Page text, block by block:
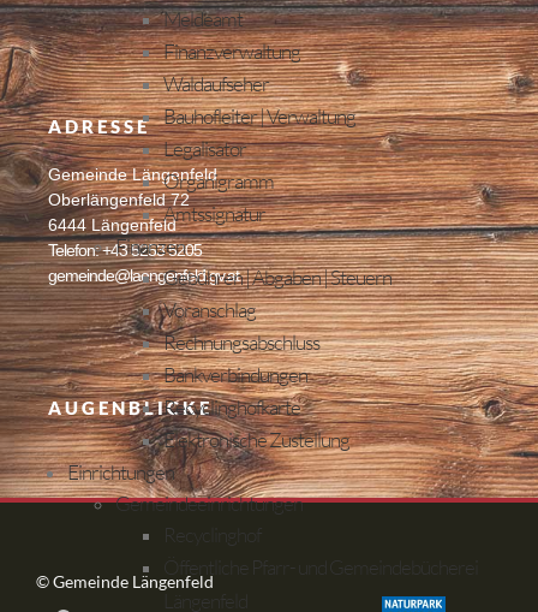
Meldeamt
Finanzverwaltung
Waldaufseher
Bauhofleiter | Verwaltung
Legalisator
Organigramm
Amtssignatur
Finanzen
Gebühren | Abgaben | Steuern
Voranschlag
Rechnungsabschluss
Bankverbindungen
Recyclinghofkarte
Elektronische Zustellung
Einrichtungen
Gemeindeeinrichtungen
Recyclinghof
Öffentliche Pfarr- und Gemeindebücherei
Längenfeld
ADRESSE
Gemeinde Längenfeld
Oberlängenfeld 72
6444 Längenfeld
Telefon: +43 5253 5205
gemeinde@laengenfeld.gv.at
AUGENBLICKE
© Gemeinde Längenfeld